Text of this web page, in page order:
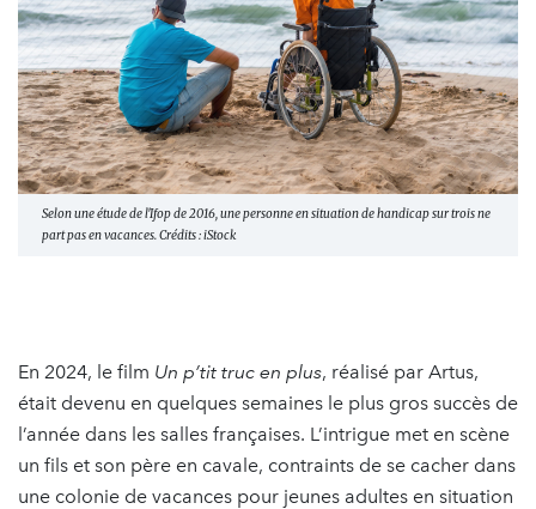
Selon une étude de l'Ifop de 2016, une personne en situation de handicap sur trois ne
part pas en vacances. Crédits : iStock
En 2024, le film Un p’tit truc en plus, réalisé par Artus,
était devenu en quelques semaines le plus gros succès de
l’année dans les salles françaises. L’intrigue met en scène
un fils et son père en cavale, contraints de se cacher dans
une colonie de vacances pour jeunes adultes en situation